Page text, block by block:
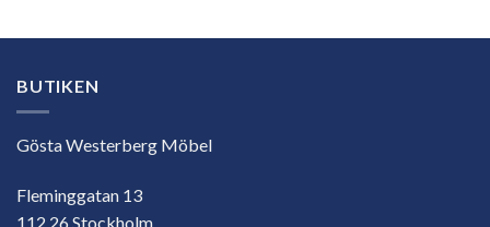
BUTIKEN
Gösta Westerberg Möbel
Fleminggatan 13
112 26 Stockholm